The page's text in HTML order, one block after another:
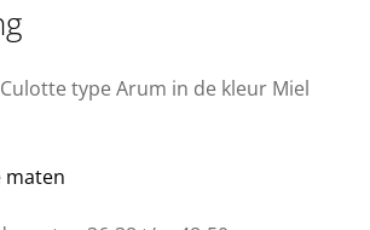
type Arum in de kleur Miel
maten